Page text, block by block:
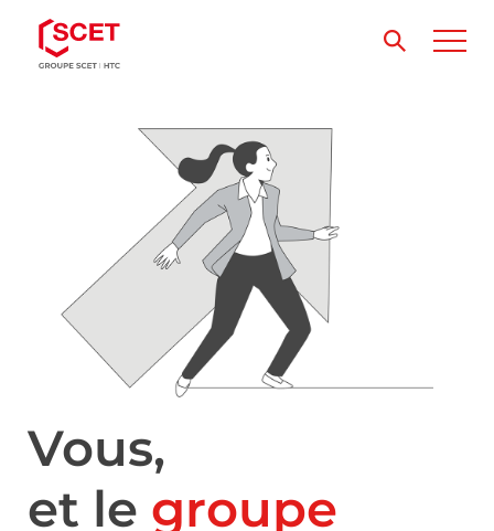
Vous,
et le groupe